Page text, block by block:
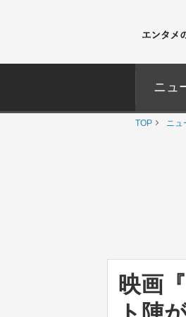
ニュ
TOP ニュ
映画